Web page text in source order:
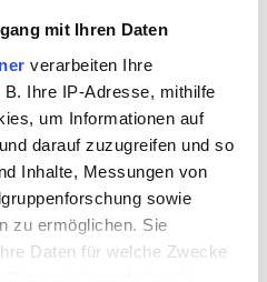
mit Ihren Daten
verarbeiten Ihre
Ihre IP-Adresse, mithilfe
um Informationen auf
darauf zuzugreifen und so
Inhalte, Messungen von
sowie
zu ermöglichen. Sie
Daten für welche Zwecke
jederzeit über die